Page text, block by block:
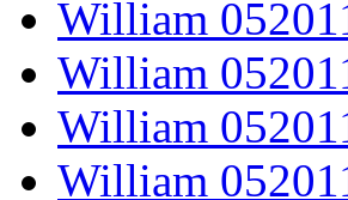
William
William
William
William